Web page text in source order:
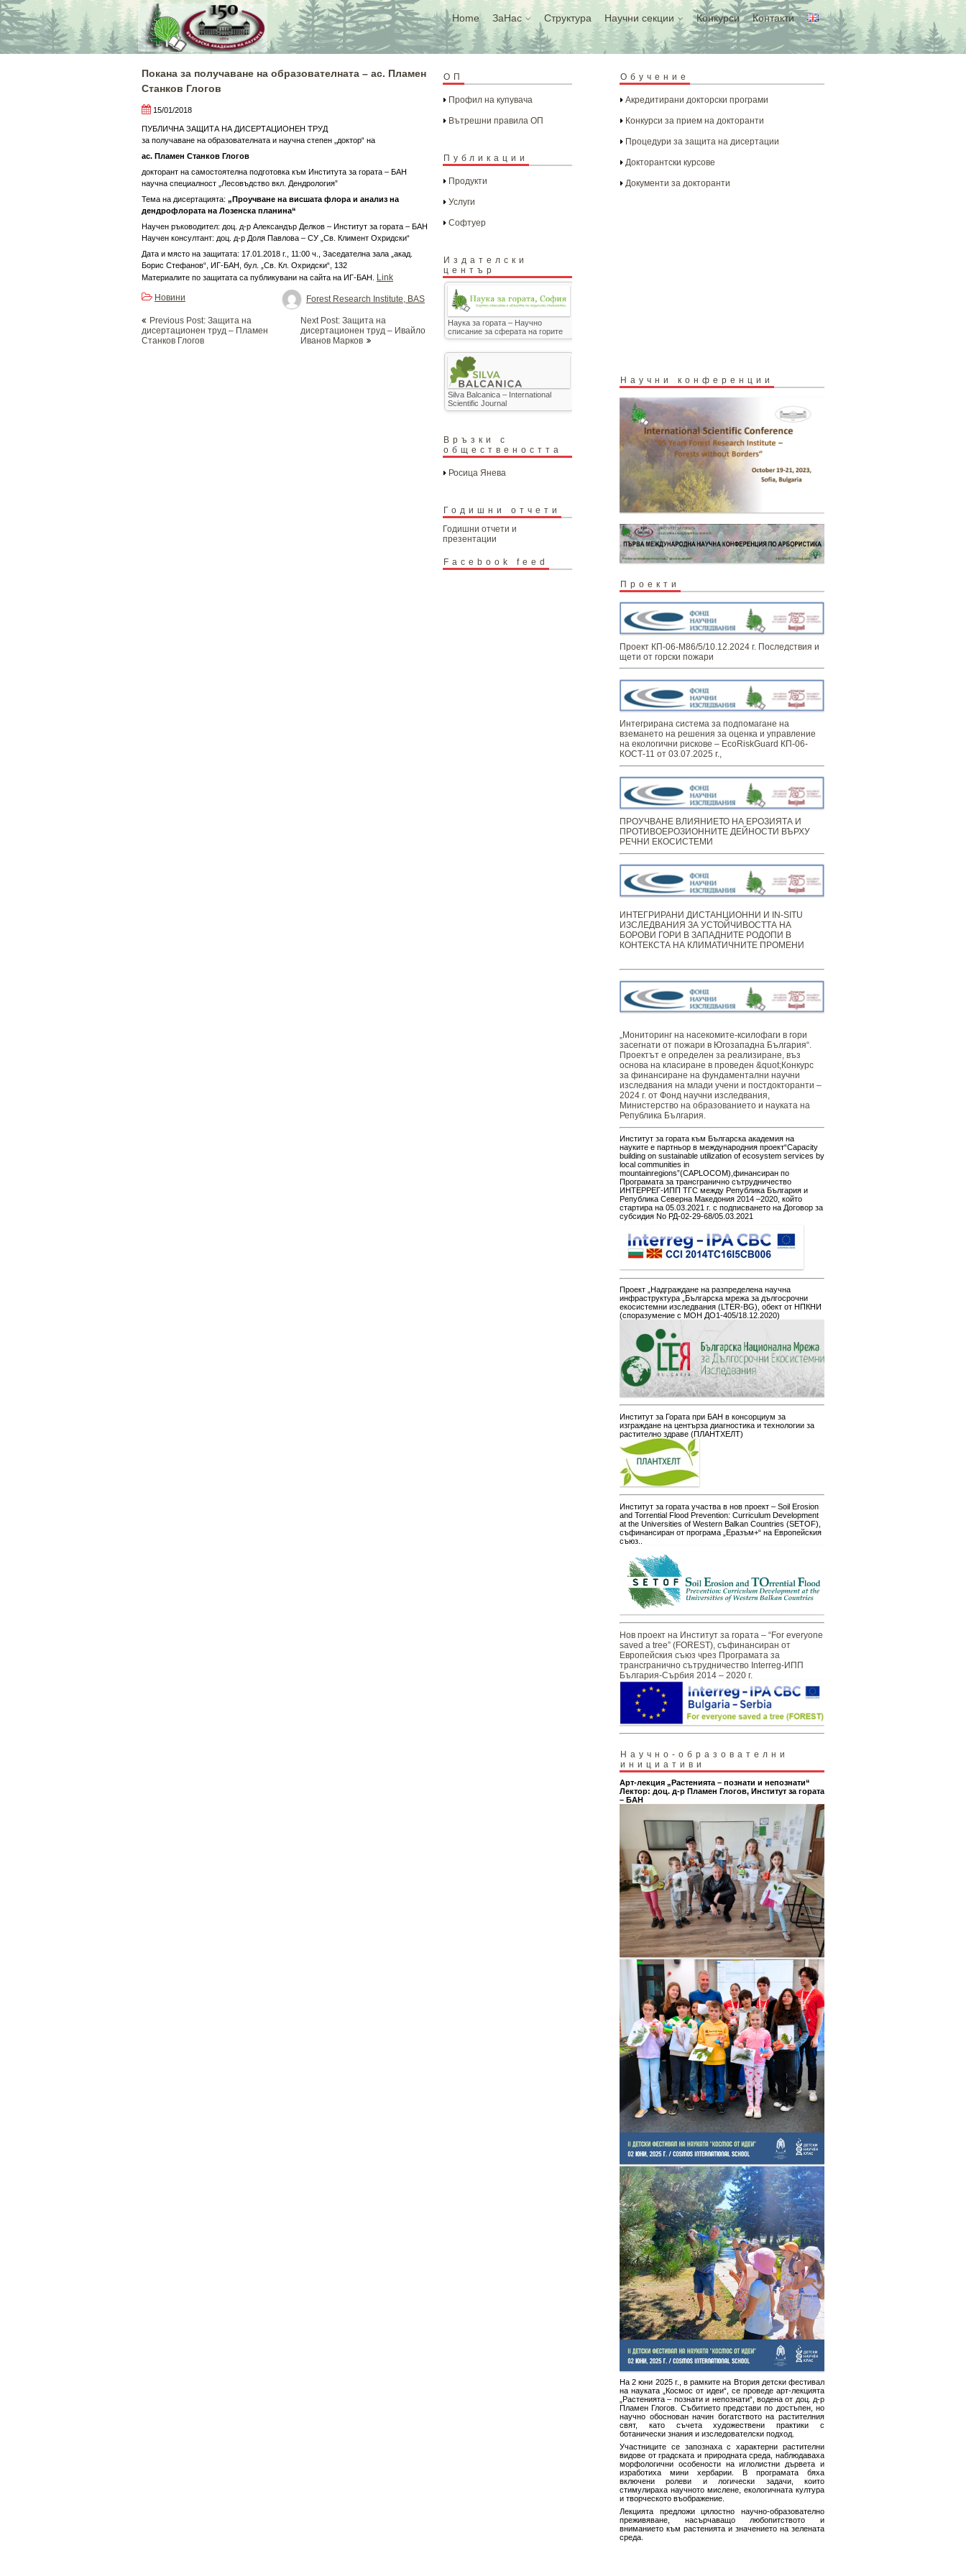
Skip
to
content
Home ЗаНас Структура Научни секции Конкурси Контакти
Покана за получаване на образователната – ас. Пламен
Станков Глогов
15/01/2018
ПУБЛИЧНА ЗАЩИТА НА ДИСЕРТАЦИОНЕН ТРУД
за получаване на образователната и научна степен „доктор“ на
ас. Пламен Станков Глогов
докторант на самостоятелна подготовка към Института за гората – БАН
научна специалност „Лесовъдство вкл. Дендрология”
Тема на дисертацията: „Проучване на висшата флора и анализ на
дендрофлората на Лозенска планина“
Научен ръководител: доц. д-р Александър Делков – Институт за гората – БАН
Научен консултант: доц. д-р Доля Павлова – СУ „Св. Климент Охридски“
Дата и място на защитата: 17.01.2018 г., 11:00 ч., Заседателна зала „акад.
Борис Стефанов“, ИГ-БАН, бул. „Св. Кл. Охридски“, 132
Материалите по защитата са публикувани на сайта на ИГ-БАН.
Link
Forest Research Institute, BAS
Новини
navigation
Previous Post: Защита на
дисертационен труд – Пламен
Станков Глогов
Next Post: Защита на
дисертационен труд – Ивайло
Иванов Марков
ОП
Профил на купувача
Вътрешни правила ОП
Публикации
Продукти
Услуги
Софтуер
Издателски
център
Наука за гората – Научно
списание за сферата на горите
Silva Balcanica – International
Scientific Journal
Връзки с
обществеността
Росица Янева
Годишни отчети
Годишни отчети и
презентации
Facebook feed
Обучение
Акредитирани докторски програми
Конкурси за прием на докторанти
Процедури за защита на дисертации
Докторантски курсове
Документи за докторанти
Научни конференции
Проекти
Проект КП-06-М86/5/10.12.2024 г. Последствия и
щети от горски пожари
Интегрирана система за подпомагане на
вземането на решения за оценка и управление
на екологични рискове – EcoRiskGuard КП-06-
КОСТ-11 от 03.07.2025 г.,
ПРОУЧВАНЕ ВЛИЯНИЕТО НА ЕРОЗИЯТА И
ПРОТИВОЕРОЗИОННИТЕ ДЕЙНОСТИ ВЪРХУ
РЕЧНИ ЕКОСИСТЕМИ
ИНТЕГРИРАНИ ДИСТАНЦИОННИ И IN-SITU
ИЗСЛЕДВАНИЯ ЗА УСТОЙЧИВОСТТА НА
БОРОВИ ГОРИ В ЗАПАДНИТЕ РОДОПИ В
КОНТЕКСТА НА КЛИМАТИЧНИТЕ ПРОМЕНИ
„Мониторинг ​​​на ​​насекомите-ксилофаги в гори
засегнати от пожари в Югозападна България“.
Проектът е определен за реализиране, въз
основа на класиране в проведен &quot;Конкурс
за финансиране на фундаментални научни
изследвания на млади учени и постдокторанти –
2024 г. от Фонд научни изследвания,
Министерство на образованието и науката на
Република България.
Институт за гората към Българска академия на
науките е партньор в международния проект“Capacity
building on sustainable utilization of ecosystem services by
local communities in
mountainregions”(CAPLOCOM),финансиран по
Програмата за трансгранично сътрудничество
ИНТЕРРЕГ-ИПП ТГС между Република България и
Република Северна Македония 2014 –2020, който
стартира на 05.03.2021 г. с подписването на Договор за
субсидия No РД-02-29-68/05.03.2021
Проект „Надграждане на разпределена научна
инфраструктура „Българска мрежа за дългосрочни
екосистемни изследвания (LTER-BG), обект от НПКНИ
(споразумение с МОН ДО1-405/18.12.2020)
Институт за Гората при БАН в консорциум за
изграждане на центърза диагностика и технологии за
растително здраве (ПЛАНТХЕЛТ)
Институт за гората участва в нов проект – Soil Erosion
and Torrential Flood Prevention: Curriculum Development
at the Universities of Western Balkan Countries (SETOF),
съфинансиран от програма „Еразъм+“ на Европейския
съюз..
Нов проект на Институт за гората – “For everyone
saved a tree” (FOREST), съфинансиран от
Европейския съюз чрез Програмата за
трансгранично сътрудничество Interreg-ИПП
България-Сърбия 2014 – 2020 г.
Научно-образователни
инициативи
Арт-лекция „Растенията – познати и непознати“
Лектор: доц. д-р Пламен Глогов, Институт за гората
– БАН
На 2 юни 2025 г., в рамките на Втория детски фестивал
на науката „Космос от идеи“, се проведе арт-лекцията
„Растенията – познати и непознати“, водена от доц. д-р
Пламен Глогов. Събитието представи по достъпен, но
научно обоснован начин богатството на растителния
свят, като съчета художествени практики с
ботанически знания и изследователски подход.
Участниците се запознаха с характерни растителни
видове от градската и природната среда, наблюдаваха
морфологични особености на иглолистни дървета и
изработиха мини хербарии. В програмата бяха
включени ролеви и логически задачи, които
стимулираха научното мислене, екологичната култура
и творческото въображение.
Лекцията предложи цялостно научно-образователно
преживяване, насърчаващо любопитството и
вниманието към растенията и значението на зелената
среда.